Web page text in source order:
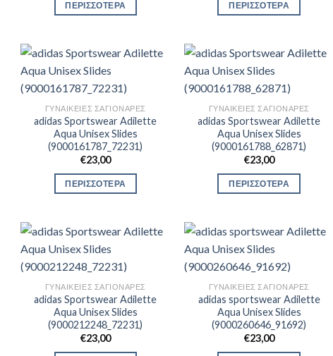
ΠΕΡΙΣΣΟΤΕΡΑ ΠΕΡΙΣΣΟΤΕΡΑ
ΓΥΝΑΙΚΕΊΕΣ ΣΑΓΙΟΝΆΡΕΣ
adidas Sportswear Adilette
Aqua Unisex Slides
(9000161787_72231)
€23,00
ΠΕΡΙΣΣΟΤΕΡΑ
ΓΥΝΑΙΚΕΊΕΣ ΣΑΓΙΟΝΆΡΕΣ
adidas Sportswear Adilette
Aqua Unisex Slides
(9000161788_62871)
€23,00
ΠΕΡΙΣΣΟΤΕΡΑ
ΓΥΝΑΙΚΕΊΕΣ ΣΑΓΙΟΝΆΡΕΣ
adidas Sportswear Adilette
Aqua Unisex Slides
(9000212248_72231)
€23,00
ΓΥΝΑΙΚΕΊΕΣ ΣΑΓΙΟΝΆΡΕΣ
adidas sportswear Adilette
Aqua Unisex Slides
(9000260646_91692)
€23,00